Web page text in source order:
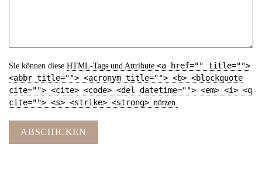
Sie können diese HTML-Tags und Attribute <a href="" title="">
<abbr title=""> <acronym title=""> <b> <blockquote
cite=""> <cite> <code> <del datetime=""> <em> <i> <q
cite=""> <s> <strike> <strong> nützen.
ABSCHICKEN